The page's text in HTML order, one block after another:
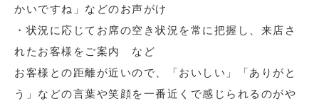
かいですね」などのお声がけ
・状況に応じてお席の空き状況を常に把握し、来店さ
れたお客様をご案内 など
お客様との距離が近いので、「おいしい」「ありがと
う」などの言葉や笑顔を一番近くで感じられるのがや